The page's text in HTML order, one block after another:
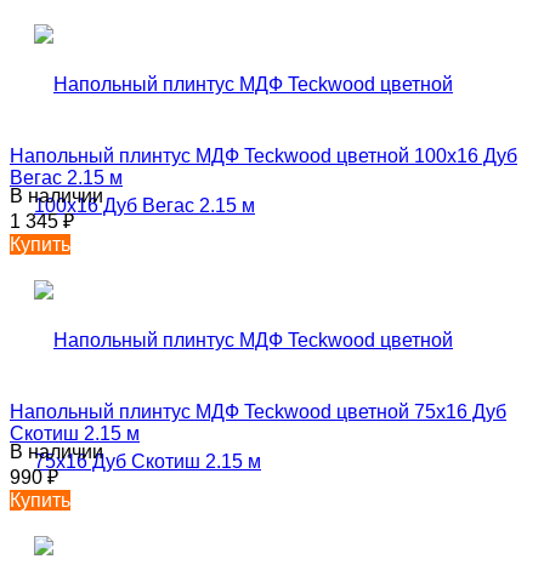
Напольный плинтус МДФ Teckwood цветной 100х16 Дуб
Вегас 2.15 м
В наличии
1 345₽
Купить
Напольный плинтус МДФ Teckwood цветной 75х16 Дуб
Скотиш 2.15 м
В наличии
990₽
Купить